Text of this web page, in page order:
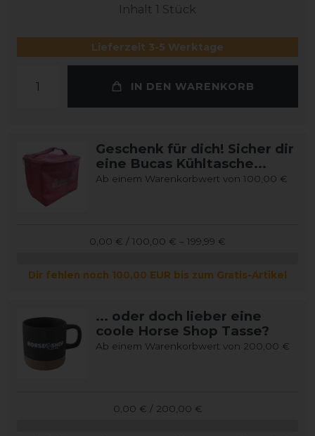
Inhalt 1 Stück
Lieferzeit 3-5 Werktage
IN DEN WARENKORB
Geschenk für dich! Sicher dir
eine Bucas Kühltasche...
Ab einem Warenkorbwert von 100,00 €
0,00 € / 100,00 € – 199,99 €
Dir fehlen noch 100,00 EUR bis zum Gratis-Artikel
... oder doch lieber eine
coole Horse Shop Tasse?
Ab einem Warenkorbwert von 200,00 €
0,00 € / 200,00 €